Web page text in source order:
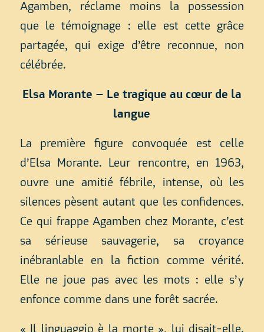
Agamben, réclame moins la possession
que le témoignage : elle est cette grâce
partagée, qui exige d’être reconnue, non
célébrée.
Elsa Morante – Le tragique au cœur de la
langue
La première figure convoquée est celle
d’Elsa Morante. Leur rencontre, en 1963,
ouvre une amitié fébrile, intense, où les
silences pèsent autant que les confidences.
Ce qui frappe Agamben chez Morante, c’est
sa sérieuse sauvagerie, sa croyance
inébranlable en la fiction comme vérité.
Elle ne joue pas avec les mots : elle s’y
enfonce comme dans une forêt sacrée.
« Il linguaggio è la morte », lui disait-elle.